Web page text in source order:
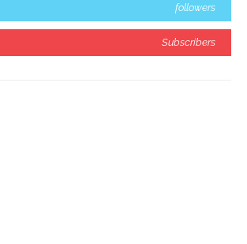
followers
Subscribers